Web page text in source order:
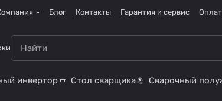
Блог Контакты Гарантия и сервис
инвертор Стол сварщика Сварочный